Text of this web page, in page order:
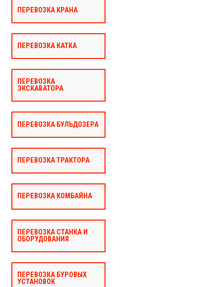
ПЕРЕВОЗКА КРАНА
ПЕРЕВОЗКА КАТКА
ПЕРЕВОЗКА
ЭКСКАВАТОРА
ПЕРЕВОЗКА БУЛЬДОЗЕРА
ПЕРЕВОЗКА ТРАКТОРА
ПЕРЕВОЗКА КОМБАЙНА
ПЕРЕВОЗКА СТАНКА И
ОБОРУДОВАНИЯ
ПЕРЕВОЗКА БУРОВЫХ
УСТАНОВОК